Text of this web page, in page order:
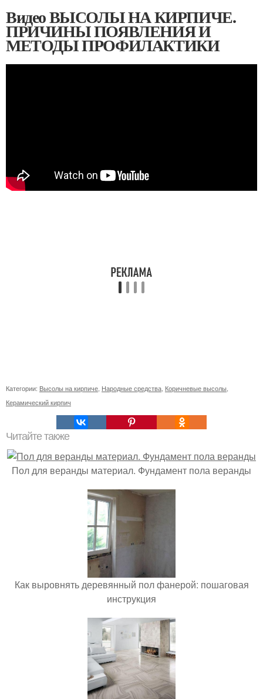
Видео ВЫСОЛЫ НА КИРПИЧЕ.
ПРИЧИНЫ ПОЯВЛЕНИЯ И
МЕТОДЫ ПРОФИЛАКТИКИ
Категории: Высолы на кирпиче Народные средства Коричневые высолы
Керамический кирпич
Читайте также
Пол для веранды материал. Фундамент пола веранды
Как выровнять деревянный пол фанерой: пошаговая
инструкция